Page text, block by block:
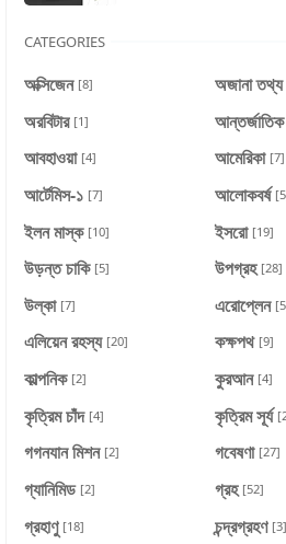
CATEGORIES
অক্সিজেন [8] অজানা তথ্য
অরবিটার [1] আন্তর্জাতিক
আবহাওয়া [4] আমেরিকা [7]
আর্টেমিস-১ [7] আলোকবর্ষ
ইলন মাস্ক [10] ইসরো [19]
উড়ন্ত চাকি [5] উপগ্রহ [28]
উল্কা [7] এরোপ্লেন
এলিয়েন রহস্য [20] কক্ষপথ [9]
কাল্পনিক [2] কুরআন [4]
কৃত্রিম চাঁদ [4] কৃত্রিম সূর্য
গগনযান মিশন [2] গবেষণা [27]
গ্যানিমিড [2] গ্রহ [52]
গ্রহাণু [18] চন্দ্রগ্রহণ [3]